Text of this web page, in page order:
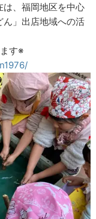
は、福岡地区を中心
ん」出店地域への活
す※